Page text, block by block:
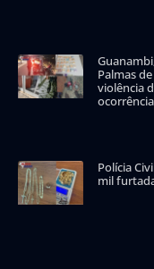
Palmas
violência
Polícia
mil